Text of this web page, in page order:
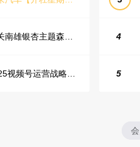
韶关南雄银杏主题森林公园总体设计概念规划方案
2025视频号运营战略：数据驱动增长全景指南
4
5